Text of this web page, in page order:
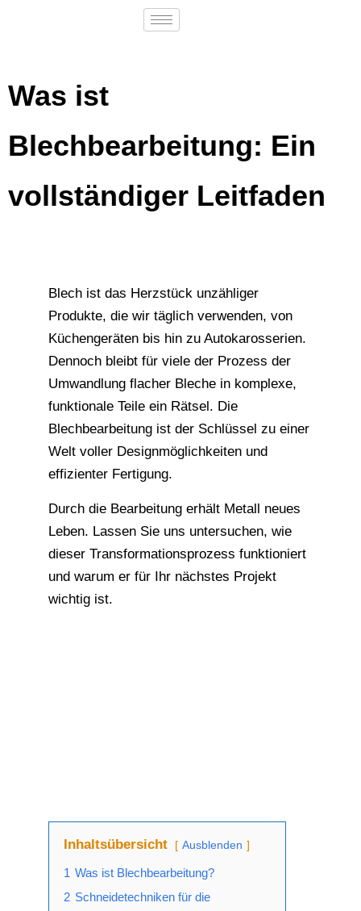
Was ist
Blechbearbeitung: Ein
vollständiger Leitfaden
Blech ist das Herzstück unzähliger
Produkte, die wir täglich verwenden, von
Küchengeräten bis hin zu Autokarosserien.
Dennoch bleibt für viele der Prozess der
Umwandlung flacher Bleche in komplexe,
funktionale Teile ein Rätsel. Die
Blechbearbeitung ist der Schlüssel zu einer
Welt voller Designmöglichkeiten und
effizienter Fertigung.
Durch die Bearbeitung erhält Metall neues
Leben. Lassen Sie uns untersuchen, wie
dieser Transformationsprozess funktioniert
und warum er für Ihr nächstes Projekt
wichtig ist.
Inhaltsübersicht Ausblenden
1 Was ist Blechbearbeitung?
2 Schneidetechniken für die